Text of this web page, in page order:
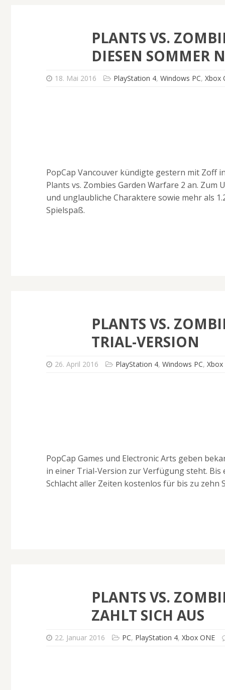
PLANTS VS.
DIESEN SOMMER
18. Mai 2016 PlayStation 4,Windows PC,Xbox
PopCap Vancouver kündigte gestern mit Zoff
Plants vs. Zombies Garden Warfare 2 an.
und unglaubliche Charaktere sowie mehr als
Spielspaß.
PLANTS VS.
TRIAL-VERSION
26. April 2016 PlayStation 4,Windows PC,Xbox
PopCap Games und Electronic Arts geben
in einer Trial-Version zur Verfügung steht. Bis
Schlacht aller Zeiten kostenlos für bis zu zehn
PLANTS VS.
ZAHLT SICH AUS
22. Januar 2016 PC, PlayStation 4,Xbox ONE